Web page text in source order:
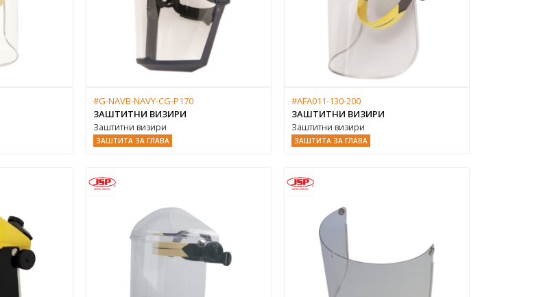
#G-NAVB-NAVY-CG-P170
ЗАШТИТНИ ВИЗИРИ
Заштитни визири
ЗАШТИТА ЗА ГЛАВА
#AFA011-130-200
ЗАШТИТНИ ВИЗИРИ
Заштитни визири
ЗАШТИТА ЗА ГЛАВА